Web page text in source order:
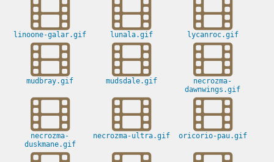
linoone-galar.gif lunala.gif lycanroc.gif
mudbray.gif mudsdale.gif
necrozma-
dawnwings.gif
necrozma-
duskmane.gif
necrozma-ultra.gif oricorio-pau.gif